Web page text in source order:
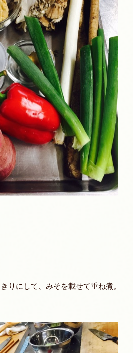
りにして、みそを載せて重ね煮。